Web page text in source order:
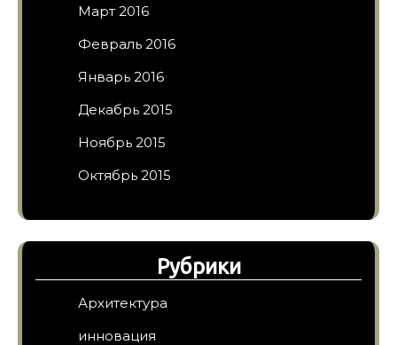
Март 2016
Февраль 2016
Январь 2016
Декабрь 2015
Ноябрь 2015
Октябрь 2015
Рубрики
Архитектура
инновация